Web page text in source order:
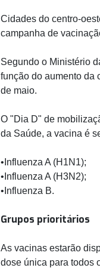
Cidades do centro-
campanha de
Segundo o Ministério
função do aumento da
de maio.
O "Dia D" de
da Saúde, a vacina é
•Influenza A (H1N1);
•Influenza A (H3N2);
•Influenza B.
Grupos prioritários
As vacinas estarão
dose única para todos